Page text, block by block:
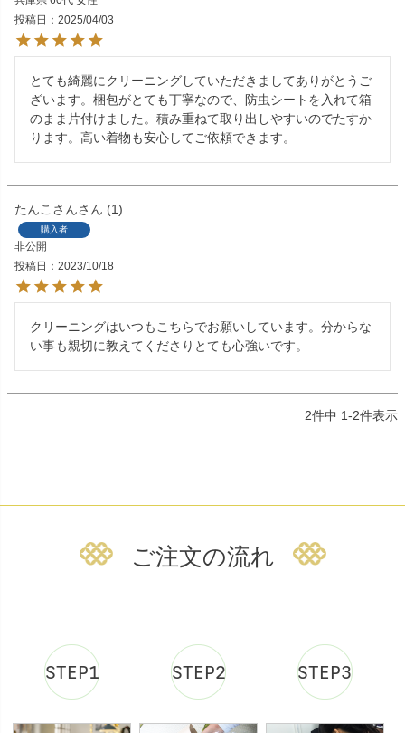
投稿日
2025/04/03
とても綺麗にクリーニングしていただきましてありがとうご
ざいます。梱包がとても丁寧なので、防虫シートを入れて箱
のまま片付けました。積み重ねて取り出しやすいのでたすか
ります。高い着物も安心してご依頼できます。
たんこさん 1
購入者
非公開
投稿日
2023/10/18
クリーニングはいつもこちらでお願いしています。分からな
い事も親切に教えてくださりとても心強いです。
2件中 1-2件表示
ご注文の流れ
STEP1 STEP2 STEP3